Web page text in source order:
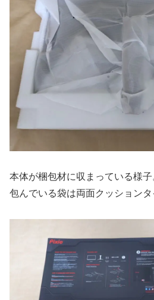
本体が梱包材に収まっている様子
包んでいる袋は両面クッションタ